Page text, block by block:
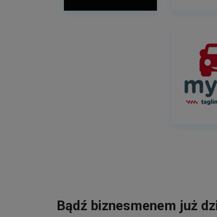
Bądź biznesmenem już